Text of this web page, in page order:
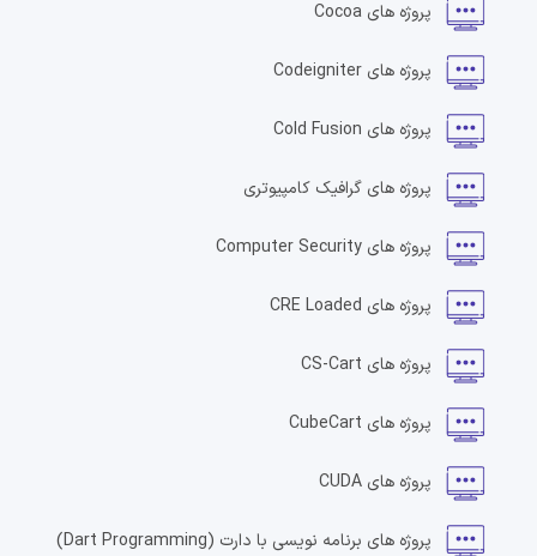
پروژه های Cocoa
پروژه های Codeigniter
پروژه های Cold Fusion
پروژه های گرافیک کامپیوتری
پروژه های Computer Security
پروژه های CRE Loaded
پروژه های CS-Cart
پروژه های CubeCart
پروژه های CUDA
پروژه های برنامه نویسی با دارت (Dart Programming)